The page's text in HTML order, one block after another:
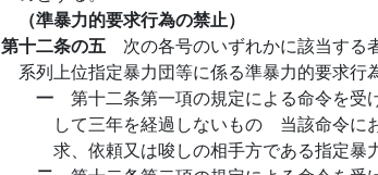
（準暴力的要求行為の禁止）
第十二条の五 次の各号のいずれかに該当する
系列上位指定暴力団等に係る準暴力的要求行
一 第十二条第一項の規定による命令を
して三年を経過しないもの 当該命令に
求、依頼又は唆しの相手方である指定暴